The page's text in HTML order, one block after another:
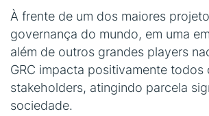
À frente de um dos maiores
governança do mundo, em uma
além de outros grandes players
GRC impacta positivamente todos
stakeholders, atingindo parcela
sociedade.